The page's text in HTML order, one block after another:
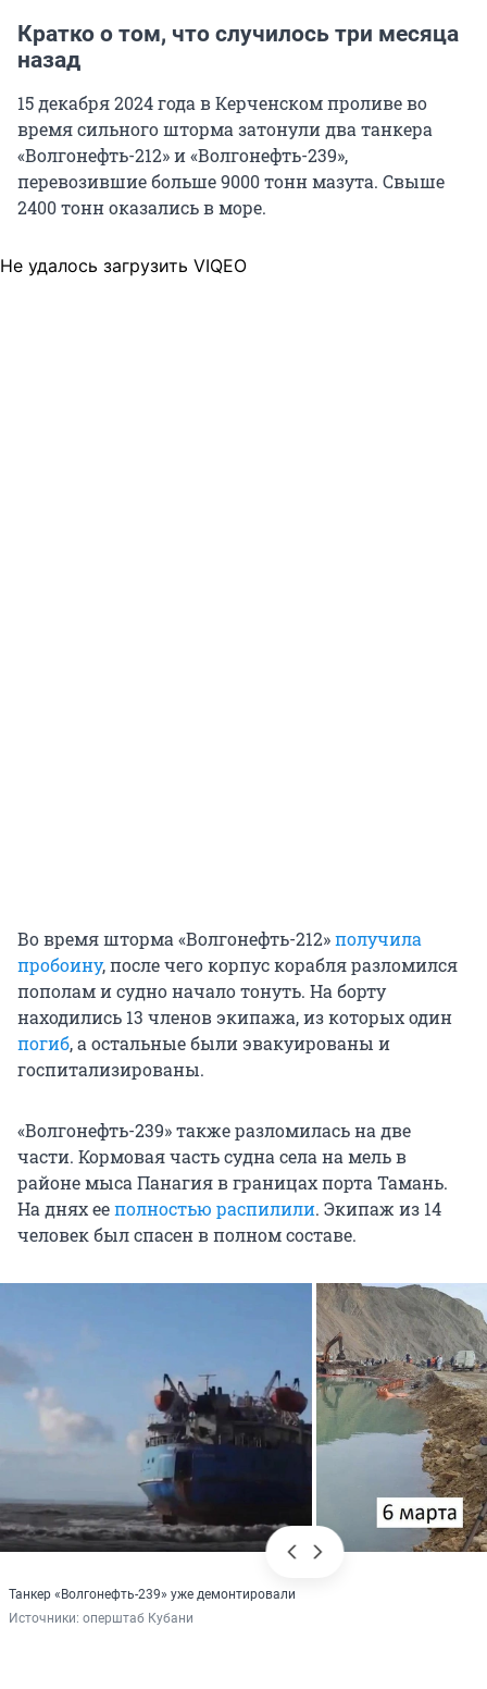
Кратко о том, что случилось три месяца
назад
15 декабря 2024 года в Керченском проливе во
время сильного шторма затонули два танкера
«Волгонефть-212» и «Волгонефть-239»,
перевозившие больше 9000 тонн мазута. Свыше
2400 тонн оказались в море.
Не удалось загрузить VIQEO
Во время шторма «Волгонефть-212»получила
пробоину, после чего корпус корабля разломился
пополам и судно начало тонуть. На борту
находились 13 членов экипажа, из которых один
погиб, а остальные были эвакуированы и
госпитализированы.
«Волгонефть-239» также разломилась на две
части. Кормовая часть судна села на мель в
районе мыса Панагия в границах порта Тамань.
На днях ееполностью распилили. Экипаж из 14
человек был спасен в полном составе.
Танкер «Волгонефть-239» уже демонтировали
Источники: оперштаб Кубани